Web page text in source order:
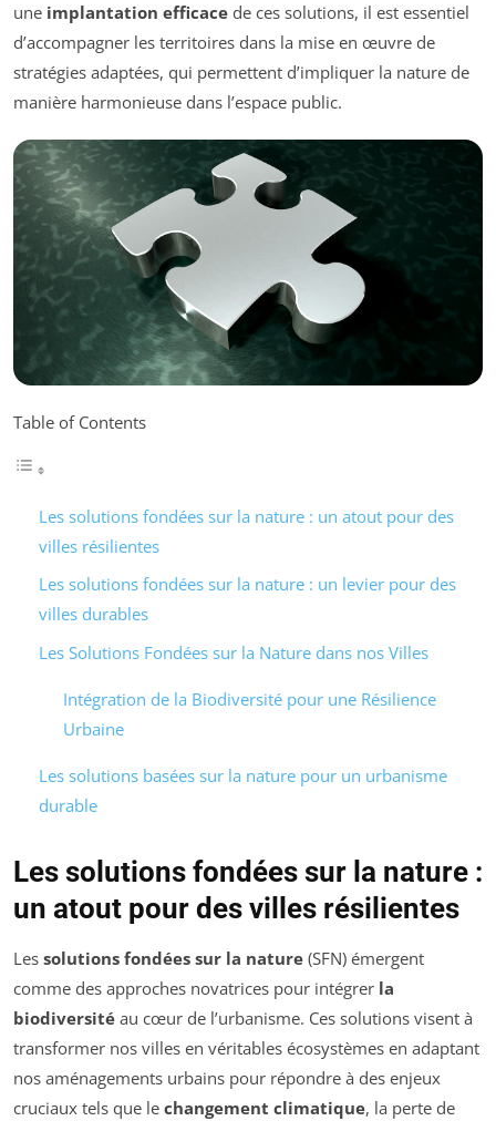
une implantation efficace de ces solutions, il est essentiel
d’accompagner les territoires dans la mise en œuvre de
stratégies adaptées, qui permettent d’impliquer la nature de
manière harmonieuse dans l’espace public.
Table of Contents
Les solutions fondées sur la nature : un atout pour des
villes résilientes
Les solutions fondées sur la nature : un levier pour des
villes durables
Les Solutions Fondées sur la Nature dans nos Villes
Intégration de la Biodiversité pour une Résilience
Urbaine
Les solutions basées sur la nature pour un urbanisme
durable
Les solutions fondées sur la nature :
un atout pour des villes résilientes
Les solutions fondées sur la nature (SFN) émergent
comme des approches novatrices pour intégrer la
biodiversité au cœur de l’urbanisme. Ces solutions visent à
transformer nos villes en véritables écosystèmes en adaptant
nos aménagements urbains pour répondre à des enjeux
cruciaux tels que le changement climatique, la perte de